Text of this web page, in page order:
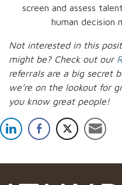
screen and assess
human decision
Not interested in this
might be? Check out our
referrals are a big secret
we’re on the lookout for
you know great people!